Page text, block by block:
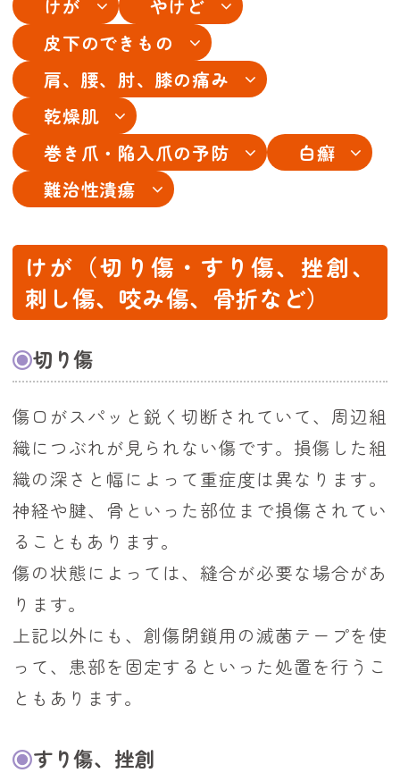
けが
やけど
皮下のできもの
肩、腰、肘、膝の痛み
乾燥肌
巻き爪・陥入爪の予防
白癬
難治性潰瘍
けが（切り傷・すり傷、挫創、
刺し傷、咬み傷、骨折など）
切り傷
傷口がスパッと鋭く切断されていて、周辺組
織につぶれが見られない傷です。損傷した組
織の深さと幅によって重症度は異なります。
神経や腱、骨といった部位まで損傷されてい
ることもあります。
傷の状態によっては、縫合が必要な場合があ
ります。
上記以外にも、創傷閉鎖用の滅菌テープを使
って、患部を固定するといった処置を行うこ
ともあります。
すり傷、挫創